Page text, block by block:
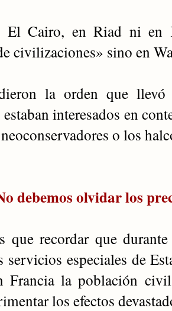
El Cairo, en Riad ni en
civilizaciones» sino en
la orden que
interesados en
o los
debemos olvidar los
que recordar que
servicios especiales de
Francia la población
los efectos